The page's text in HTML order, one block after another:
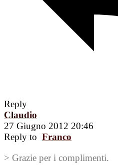
Reply
Claudio
27 Giugno 2012 20:46
Reply to Franco
> Grazie per i complimenti.